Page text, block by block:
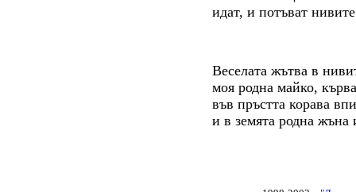
идат, и потъват
Веселата жътва в
моя родна майко,
във пръстта корава
и в земята родна жъна